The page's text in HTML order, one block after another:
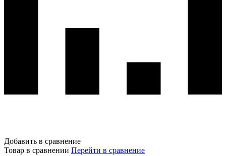
Добавить в сравнение
Товар в сравнении Перейти в сравнение